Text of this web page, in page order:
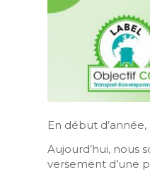
En début
Aujourd’hui, nous
versement d’une